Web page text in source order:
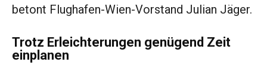
betont Flughafen-Wien-Vorstand Julian Jäger.
Trotz Erleichterungen genügend Zeit
einplanen